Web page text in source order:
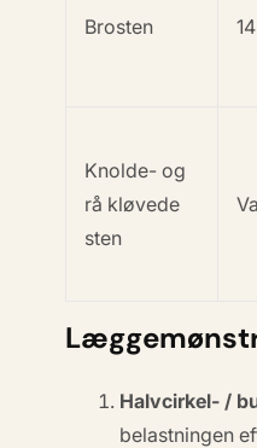
Brosten
Knolde- og
rå kløvede
sten
Halvcirkel- /
belastningen